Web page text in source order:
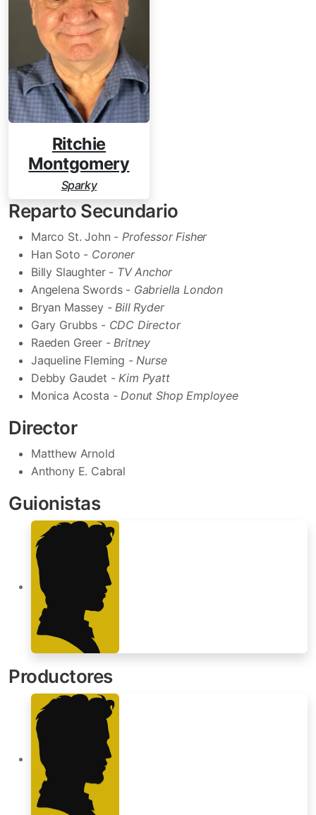
Ritchie
Montgomery
Sparky
Reparto Secundario
Marco St. John -Professor Fisher
Han Soto - Coroner
Billy Slaughter - TV Anchor
Angelena Swords - Gabriella London
Bryan Massey -Bill Ryder
Gary Grubbs - CDC Director
Raeden Greer -Britney
Jaqueline Fleming -Nurse
Debby Gaudet -Kim Pyatt
Monica Acosta -Donut Shop Employee
Director
Matthew Arnold
Anthony E. Cabral
Guionistas
Productores